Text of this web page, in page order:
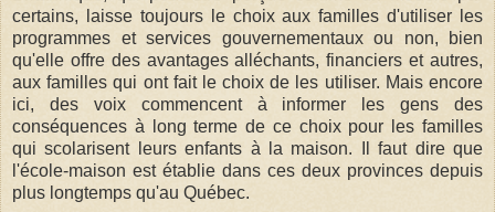
certains, laisse toujours le choix aux familles d'utiliser les
programmes et services gouvernementaux ou non, bien
qu'elle offre des avantages alléchants, financiers et autres,
aux familles qui ont fait le choix de les utiliser. Mais encore
ici, des voix commencent à informer les gens des
conséquences à long terme de ce choix pour les familles
qui scolarisent leurs enfants à la maison. Il faut dire que
l'école-maison est établie dans ces deux provinces depuis
plus longtemps qu'au Québec.